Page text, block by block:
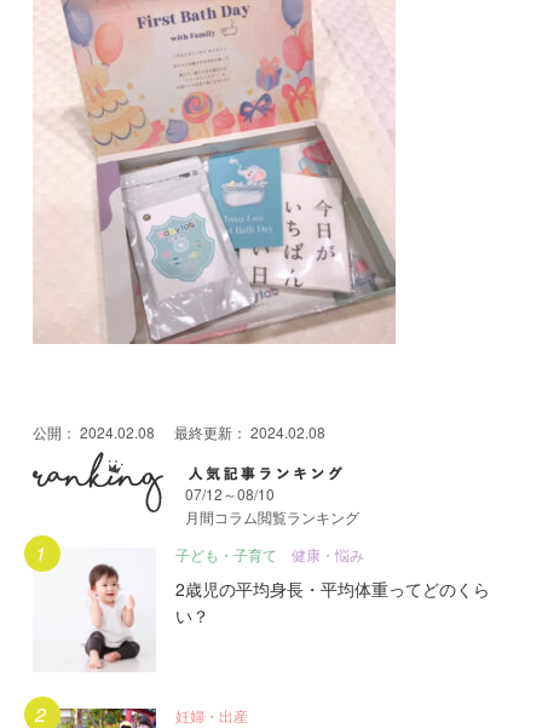
公開： 2024.02.08 最終更新： 2024.02.08
月間人気記事ランキング
07/12～08/10
月間コラム閲覧ランキング
子ども・子育て
健康・悩み
2歳児の平均身長・平均体重ってどのくら
い？
妊婦・出産